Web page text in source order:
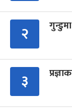
२
३